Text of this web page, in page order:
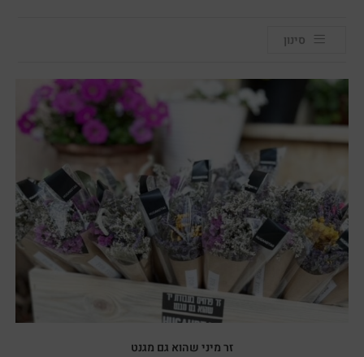
סינון
זר מיני שהוא גם מגנט